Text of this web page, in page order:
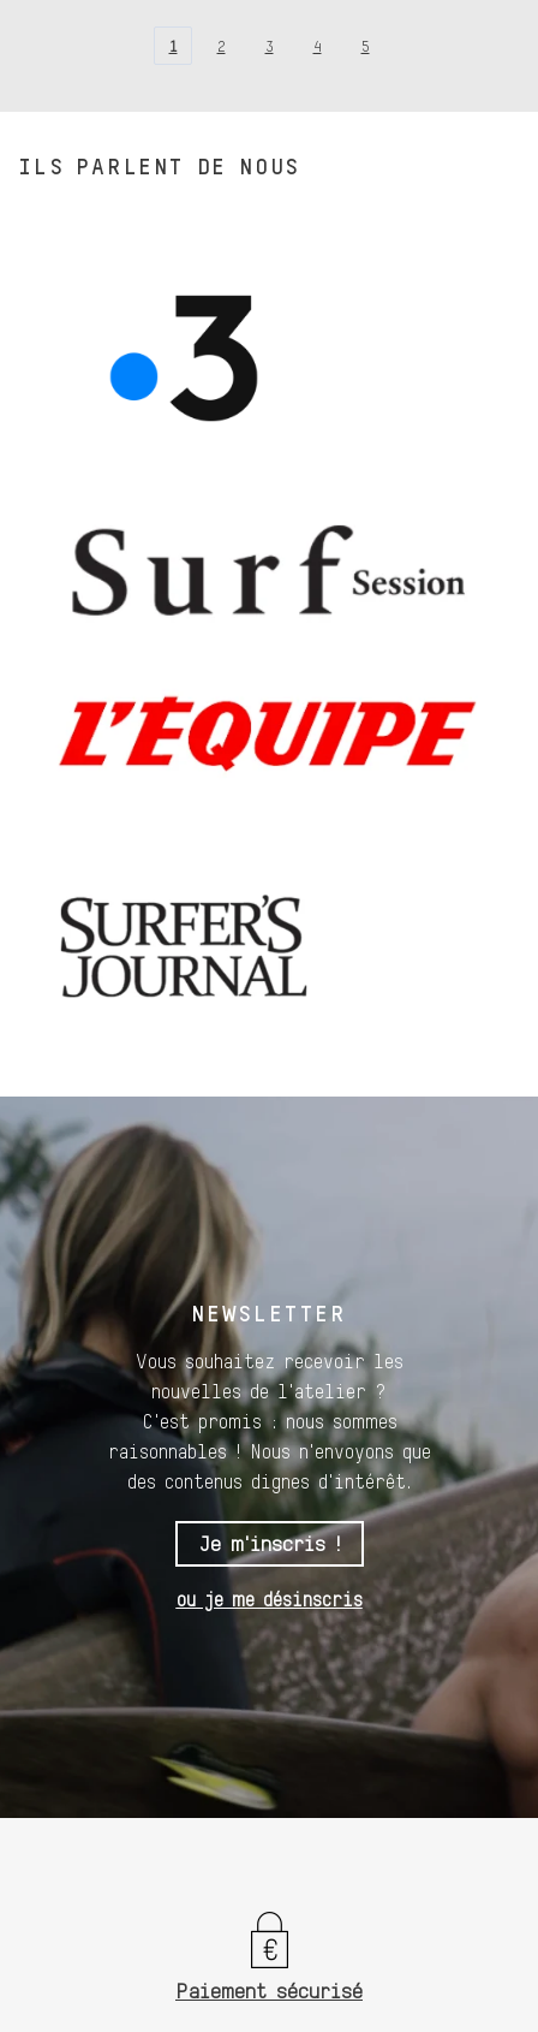
1 2 3 4 5
ILS PARLENT DE NOUS
NEWSLETTER
Vous souhaitez recevoir les
nouvelles de l'atelier ?
C'est promis : nous sommes
raisonnables ! Nous n'envoyons que
des contenus dignes d'intérêt.
Je m'inscris !
ou je me désinscris
Paiement sécurisé